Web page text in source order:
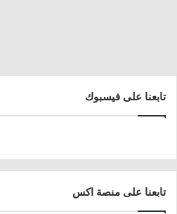
تابعنا على فيسبوك
تابعنا على منصة اكس